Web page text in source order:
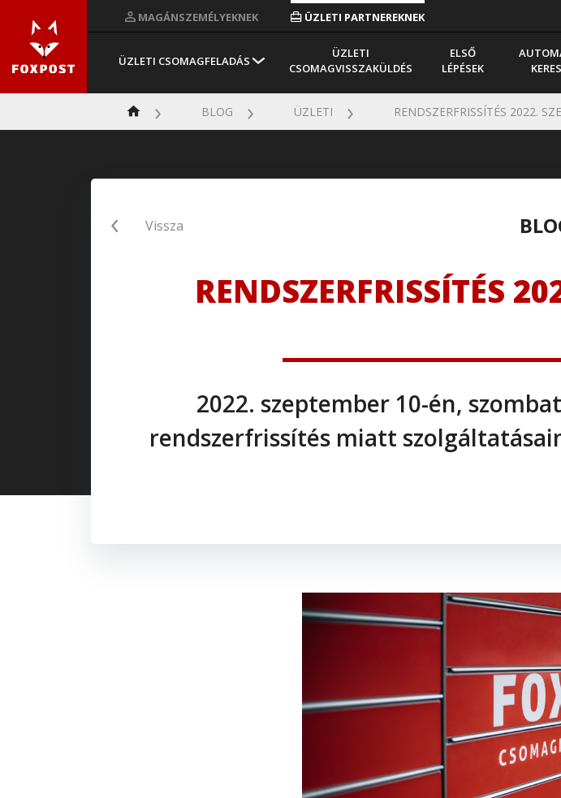
MAGÁNSZEMÉLYEKNEK ÜZLETI PARTNEREKNEK
ÜZLETI CSOMAGFELADÁS
ÜZLETI
CSOMAGVISSZAKÜLDÉS
ELSŐ
LÉPÉSEK
BLOG ÜZLETI RENDSZERFRISSÍTÉS 2022.
Vissza
RENDSZERFRISSÍTÉS
2022. szeptember 10-én,
rendszerfrissítés miatt